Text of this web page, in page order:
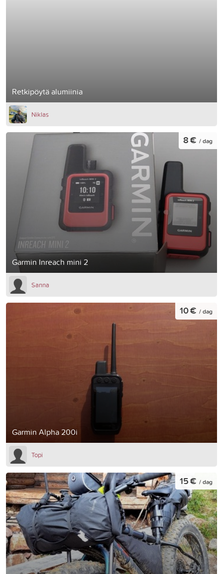
Retkipöytä alumiinia
Niklas
Garmin Inreach mini 2
8 € / dag
Sanna
Garmin Alpha 200i
10 € / dag
Topi
15 € / dag